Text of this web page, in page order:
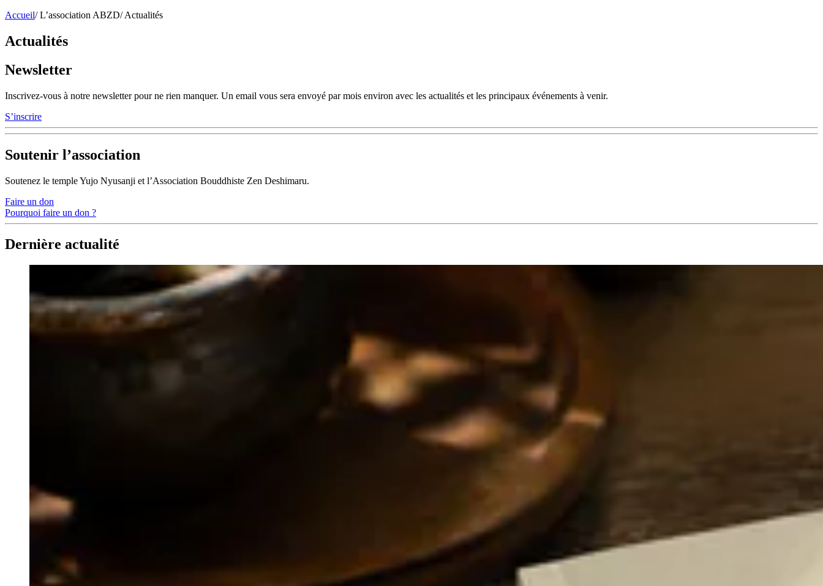
Accueil/ L’association ABZD/ Actualités
Actualités
Newsletter
Inscrivez-vous à notre newsletter pour ne rien manquer. Un email vous sera envoyé par mois environ avec les actualités et les principaux événements à venir.
S’inscrire
Soutenir l’association
Soutenez le temple Yujo Nyusanji et l’Association Bouddhiste Zen Deshimaru.
Faire un don
Pourquoi faire un don ?
Dernière actualité